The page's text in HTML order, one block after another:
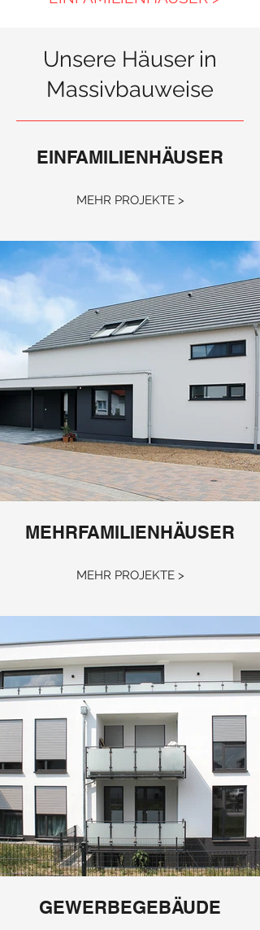
Unsere Häuser in
Massivbauweise
EINFAMILIENHÄUSER
MEHR PROJEKTE >
MEHRFAMILIENHÄUSER
MEHR PROJEKTE >
GEWERBEGEBÄUDE